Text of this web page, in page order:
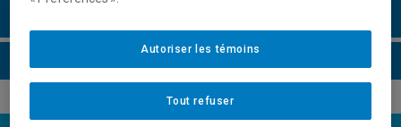
Tout refuser
Autoriser les témoins